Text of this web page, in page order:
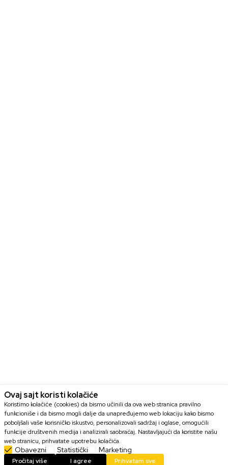
DODAJ U KORPU
Ovaj sajt koristi kolačiće
Koristimo kolačiće (cookies) da bismo učinili da ova web stranica pravilno
funkcioniše i da bismo mogli dalje da unapređujemo web lokaciju kako bismo
poboljšali vaše korisničko iskustvo, personalizovali sadržaj i oglase, omogućili
funkcije društvenih medija i analizirali saobraćaj. Nastavljajući da koristite našu
web stranicu, prihvatate upotrebu kolačića.
Obavezni Statistički Marketing
Pročitaj više I agree Prihvatam sve